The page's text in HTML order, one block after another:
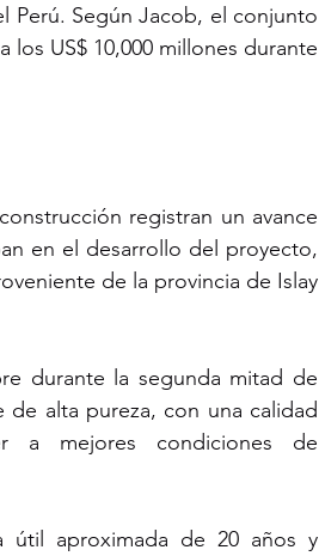
Perú. Según Jacob, el conjunto
los US$ 10,000 millones durante
registran un avance
en el desarrollo del proyecto,
de la provincia de Islay
durante la segunda mitad de
de alta pureza, con una calidad
a mejores condiciones de
útil aproximada de 20 años y